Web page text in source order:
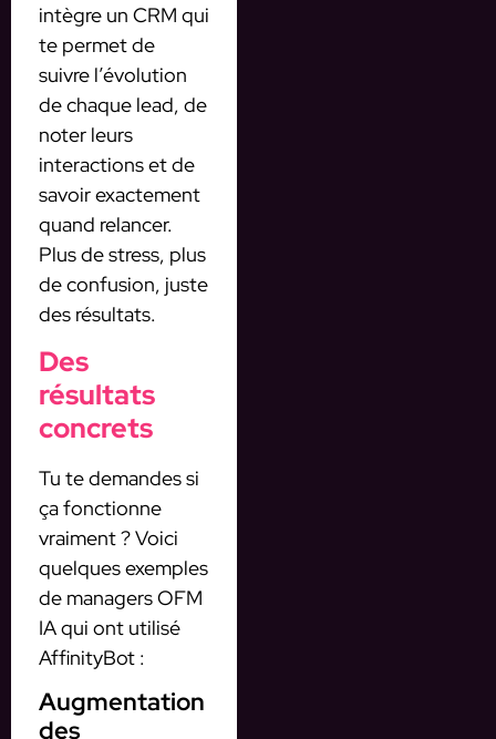
intègre un CRM qui
te permet de
suivre l’évolution
de chaque lead, de
noter leurs
interactions et de
savoir exactement
quand relancer.
Plus de stress, plus
de confusion, juste
des résultats.
Des
résultats
concrets
Tu te demandes si
ça fonctionne
vraiment ? Voici
quelques exemples
de managers OFM
IA qui ont utilisé
AffinityBot :
Augmentation
des